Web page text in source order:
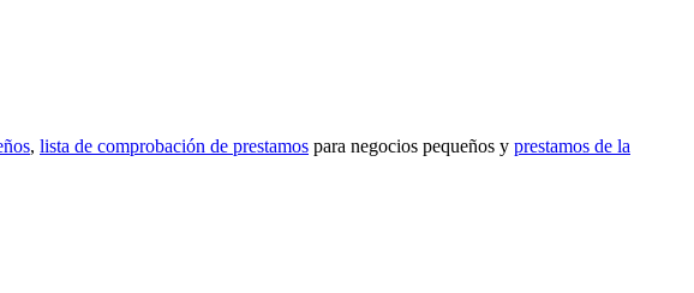
, lista de comprobación de prestamos para negocios pequeños y prestamos de la